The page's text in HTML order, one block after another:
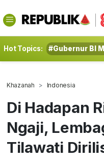
Hot Topics: #Gubernur BI
Khazanah Indonesia
Di Hadapan
Ngaji,
Tilawati